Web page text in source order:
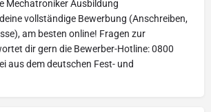
Mechatroniker Ausbildung
vollständige Bewerbung (Anschreiben,
am besten online! Fragen zur
dir gern die Bewerber-Hotline: 0800
aus dem deutschen Fest- und